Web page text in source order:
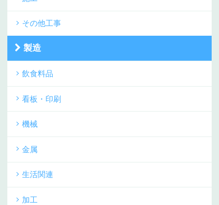
その他工事
製造
飲食料品
看板・印刷
機械
金属
生活関連
加工